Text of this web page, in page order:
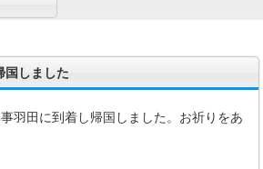
国しました
羽田に到着し帰国しました。お祈りをあ